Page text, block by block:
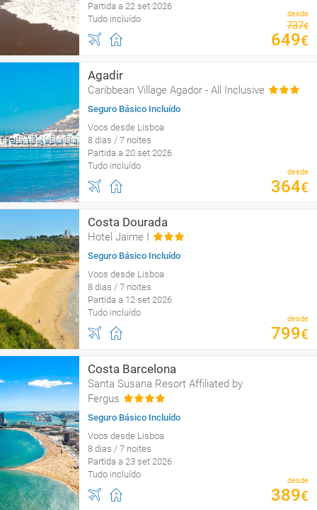
Partida a 22 set 2026
Tudo incluído
desde
737€
649€
Agadir
Caribbean Village Agador - All Inclusive
Seguro Básico Incluído
Voos desde Lisboa
8 dias / 7 noites
Partida a 20 set 2026
Tudo incluído
desde
364€
Costa Dourada
Hotel Jaime I
Seguro Básico Incluído
Voos desde Lisboa
8 dias / 7 noites
Partida a 12 set 2026
Tudo incluído
desde
799€
Costa Barcelona
Santa Susana Resort Affiliated by
Fergus
Seguro Básico Incluído
Voos desde Lisboa
8 dias / 7 noites
Partida a 23 set 2026
Tudo incluído
desde
389€